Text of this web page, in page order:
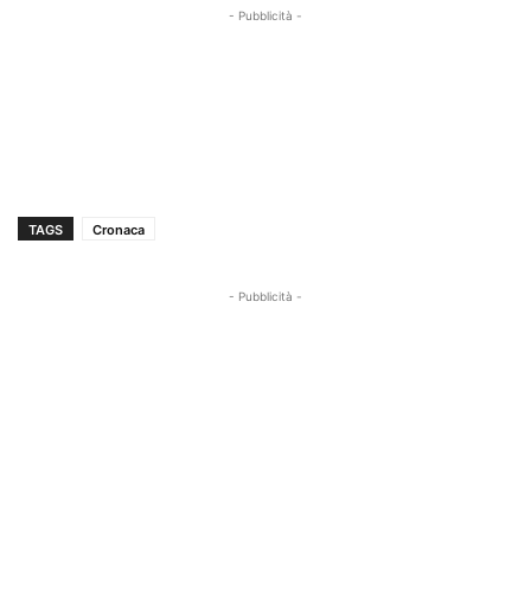
- Pubblicità -
TAGS Cronaca
- Pubblicità -